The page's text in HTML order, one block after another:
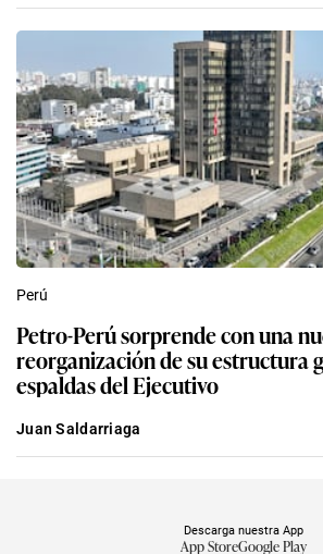
Perú
Petro-Perú sorprende con una
reorganización de su estructura
espaldas del Ejecutivo
Juan Saldarriaga
Descarga nuestra App
App StoreGoogle Play